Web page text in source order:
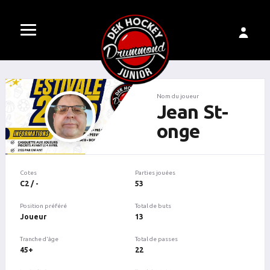
Nom du joueur
Jean St-
onge
Cotes
C2 / -
Position préféré
Joueur
Tranche d'âge
45+
Parties jouées
53
Total de buts
13
Total de passes
22